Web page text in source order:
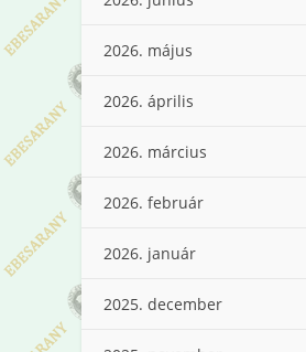
2026. május
2026. április
2026. március
2026. február
2026. január
2025. december